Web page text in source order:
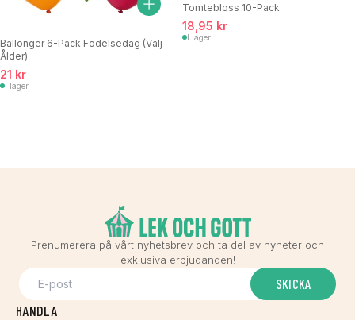
Ballonger 6-Pack Födelsedag (Välj
Ålder)
21 kr
I lager
Tomtebloss 10-Pack
18,95 kr
I lager
Prenumerera på vårt nyhetsbrev och ta del av nyheter och
exklusiva erbjudanden!
SKICKA
HANDLA